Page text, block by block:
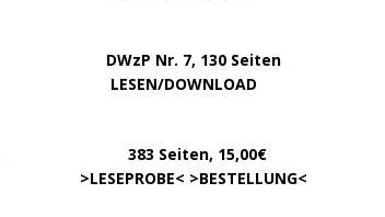
DWzP Nr. 7, 130 Seiten
LESEN/DOWNLOAD
383 Seiten, 15,00€
>LESEPROBE< >BESTELLUNG<